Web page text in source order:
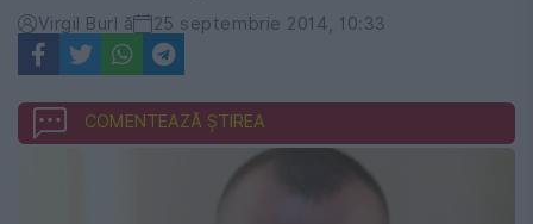
Virgil Burl ă 25 septembrie 2014, 10:33
COMENTEAZĂ ȘTIREA